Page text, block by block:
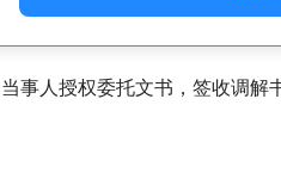
事人授权委托文书，签收调解